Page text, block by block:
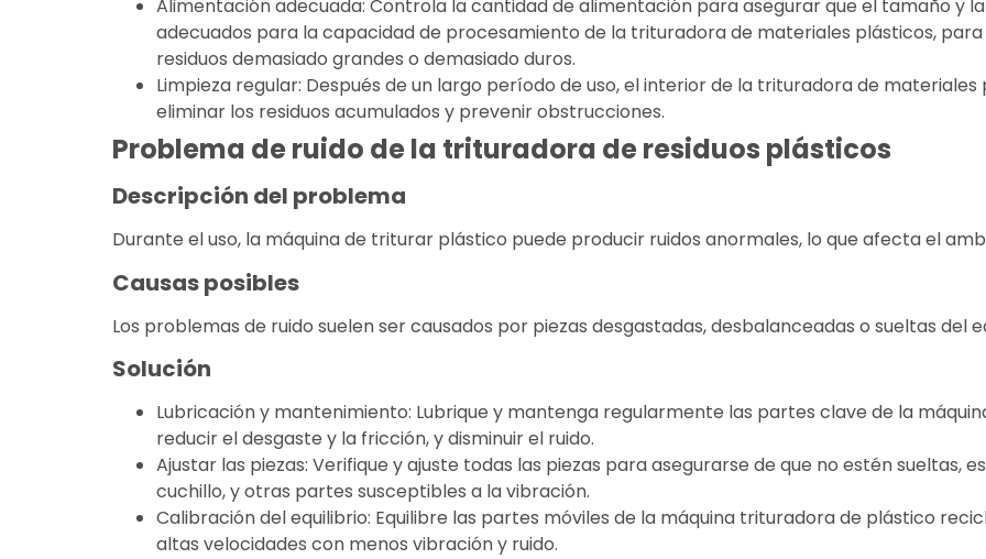
Alimentación adecuada: Controla la cantidad de alimentación para asegurar que el tamaño y
adecuados para la capacidad de procesamiento de la trituradora de materiales plásticos,
residuos demasiado grandes o demasiado duros.
Limpieza regular: Después de un largo período de uso, el interior de la trituradora de
eliminar los residuos acumulados y prevenir obstrucciones.
Problema de ruido de la trituradora de residuos plásticos
Descripción del problema
Durante el uso, la máquina de triturar plástico puede producir ruidos anormales, lo que afecta el
Causas posibles
Los problemas de ruido suelen ser causados por piezas desgastadas, desbalanceadas o sueltas del
Solución
Lubricación y mantenimiento: Lubrique y mantenga regularmente las partes clave de la
reducir el desgaste y la fricción, y disminuir el ruido.
Ajustar las piezas: Verifique y ajuste todas las piezas para asegurarse de que no estén sueltas,
cuchillo, y otras partes susceptibles a la vibración.
Calibración del equilibrio: Equilibre las partes móviles de la máquina trituradora de plástico
altas velocidades con menos vibración y ruido.